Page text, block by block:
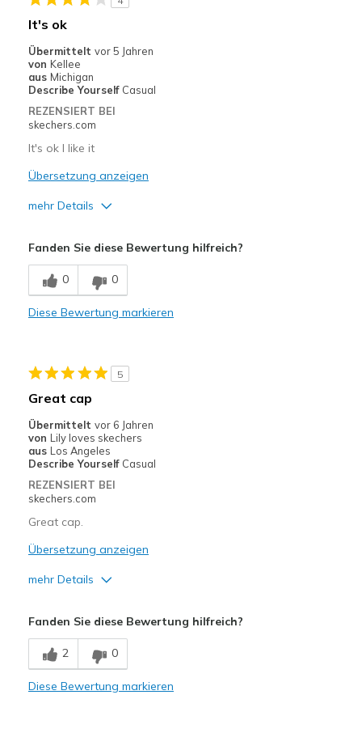
It's ok
Übermittelt vor 5 Jahren
von Kellee
aus Michigan
Describe Yourself Casual
REZENSIERT BEI
skechers.com
It's ok I like it
Übersetzung anzeigen
mehr Details
Breathe Well
Comfortable
Casual Wear
Fanden Sie diese Bewertung hilfreich?
0 0
Diese Bewertung markieren
5
Great cap
Übermittelt vor 6 Jahren
von Lily loves skechers
aus Los Angeles
Describe Yourself Casual
REZENSIERT BEI
skechers.com
Great cap.
Übersetzung anzeigen
mehr Details
Comfortable
Stylish
Fanden Sie diese Bewertung hilfreich?
2 0
Diese Bewertung markieren